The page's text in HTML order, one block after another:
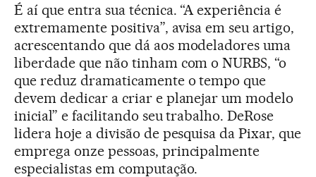
É aí que entra sua técnica. “A experiência é
extremamente positiva”, avisa em seu artigo,
acrescentando que dá aos modeladores uma
liberdade que não tinham com o NURBS, “o
que reduz dramaticamente o tempo que
devem dedicar a criar e planejar um modelo
inicial” e facilitando seu trabalho. DeRose
lidera hoje a divisão de pesquisa da Pixar, que
emprega onze pessoas, principalmente
especialistas em computação.